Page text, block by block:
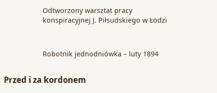
Odtworzony warsztat pracy
konspiracyjnej J. Piłsudskiego w Łodzi
Robotnik jednodniówka – luty 1894
Przed i za kordonem